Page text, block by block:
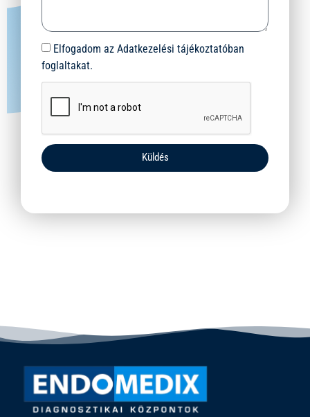
Elfogadom az Adatkezelési tájékoztatóban
foglaltakat.
Küldés